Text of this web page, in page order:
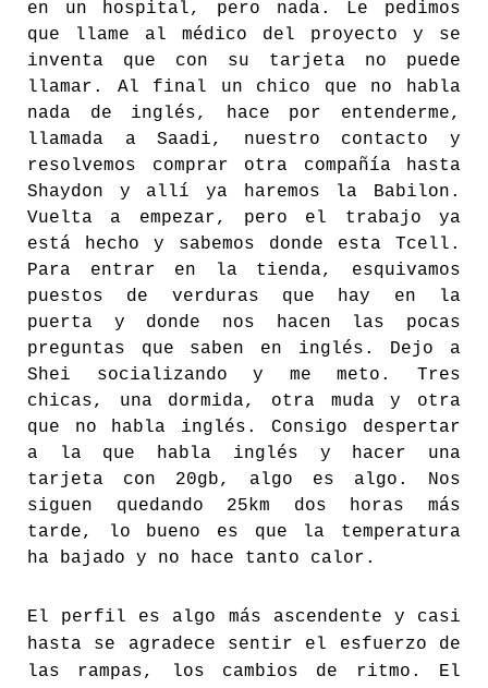
en un hospital, pero nada. Le pedimos
que llame al médico del proyecto y se
inventa que con su tarjeta no puede
llamar. Al final un chico que no habla
nada de inglés, hace por entenderme,
llamada a Saadi, nuestro contacto y
resolvemos comprar otra compañía hasta
Shaydon y allí ya haremos la Babilon.
Vuelta a empezar, pero el trabajo ya
está hecho y sabemos donde esta Tcell.
Para entrar en la tienda, esquivamos
puestos de verduras que hay en la
puerta y donde nos hacen las pocas
preguntas que saben en inglés. Dejo a
Shei socializando y me meto. Tres
chicas, una dormida, otra muda y otra
que no habla inglés. Consigo despertar
a la que habla inglés y hacer una
tarjeta con 20gb, algo es algo. Nos
siguen quedando 25km dos horas más
tarde, lo bueno es que la temperatura
ha bajado y no hace tanto calor.
El perfil es algo más ascendente y casi
hasta se agradece sentir el esfuerzo de
las rampas, los cambios de ritmo. El